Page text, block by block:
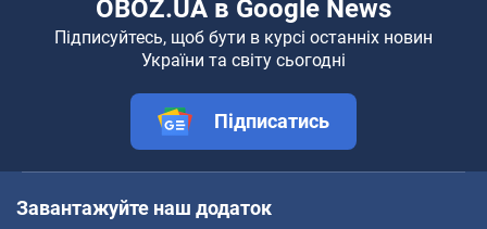
OBOZ.UA в Google News
Підписуйтесь, щоб бути в курсі останніх новин
України та світу сьогодні
Підписатись
Завантажуйте наш додаток